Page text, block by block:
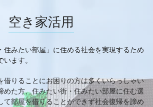
空き家活用
住みたい部屋」に住める社会を実現するため
ます。
借りることにお困りの方は多くいらっしゃい
めた方、住みたい街・住みたい部屋に住む選
て部屋を借りることができず社会復帰を諦め